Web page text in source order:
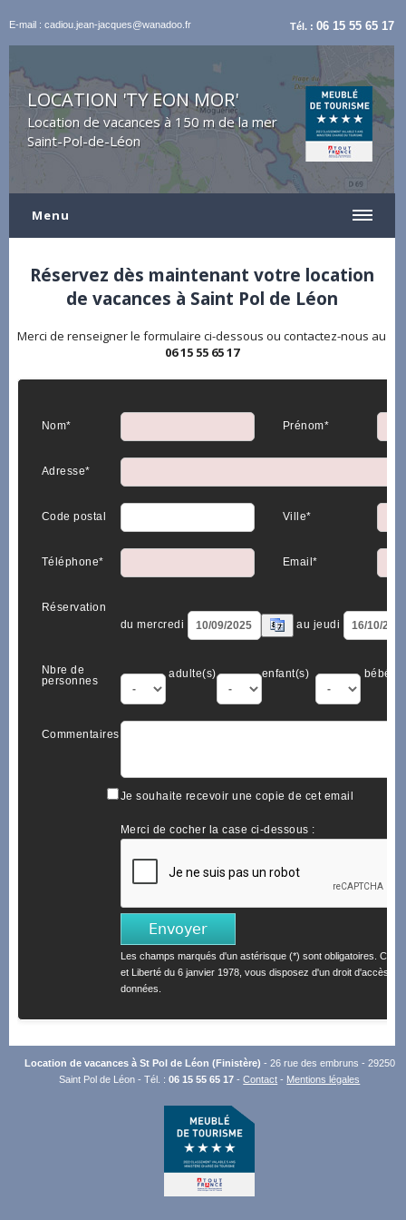
E-mail : cadiou.jean-jacques@wanadoo.fr Tél. :06 15 55 65 17
LOCATION 'TY EON MOR'
Location de vacances à 150 m de la mer
Saint-Pol-de-Léon
Menu
Réservez dès maintenant votre location
de vacances à Saint Pol de Léon
Merci de renseigner le formulaire ci-dessous ou contactez-nous au
06 15 55 65 17
Nom* Prénom*
Adresse*
Code postal Ville*
Téléphone* Email*
Réservation
du mercredi
au jeudi
Nbre de
personnes
adulte(s) enfant(s) bébé(s)
Commentaires
Je souhaite recevoir une copie de cet email
Merci de cocher la case ci-dessous :
Les champs marqués d'un astérisque (*) sont obligatoires.
et Liberté du 6 janvier 1978, vous disposez d'un droit d'accès et
données.
Location de vacances à St Pol de Léon (Finistère) - 26 rue des embruns - 29250
Saint Pol de Léon - Tél. :06 15 55 65 17 -Contact - Mentions légales